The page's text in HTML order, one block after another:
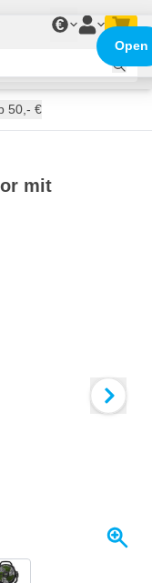
€
versendet
50,- €
mit
image
View larger image
Open